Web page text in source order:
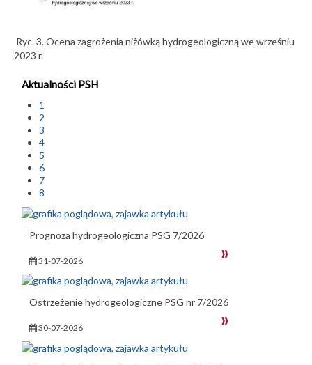
Ryc. 3. Ocena zagrożenia niżówką hydrogeologiczną we wrześniu
2023 r.
Aktualności PSH
1
2
3
4
5
6
7
8
Prognoza hydrogeologiczna PSG 7/2026
31-07-2026
Ostrzeżenie hydrogeologiczne PSG nr 7/2026
30-07-2026